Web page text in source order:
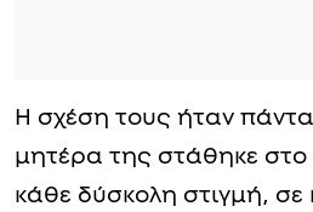
Η σχέση τους ήταν
μητέρα της στάθηκε στο
κάθε δύσκολη στιγμή, σε